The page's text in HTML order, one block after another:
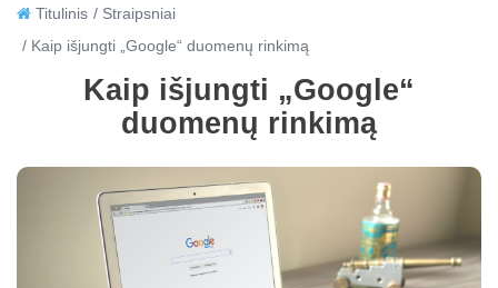
Titulinis
Straipsniai
Kaip išjungti „Google“ duomenų rinkimą
Kaip išjungti „Google“
duomenų rinkimą